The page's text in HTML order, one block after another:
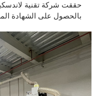
حققت شركة تقنية
بالحصول على الشهادة
تضع الشركة أيضًا في موقع...